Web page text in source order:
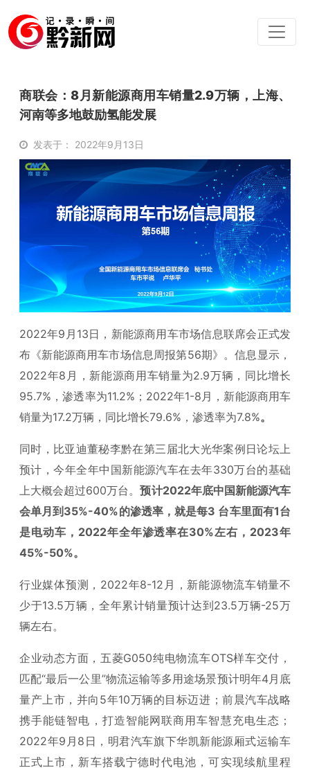
商联会：8月新能源商用车销量2.9万辆，上海、
河南等多地鼓励氢能发展
发表于： 2022年9月13日
2022年9月13日，新能源商用车市场信息联席会正式发
布《新能源商用车市场信息周报第56期》。信息显示，
2022年8月，新能源商用车销量为2.9万辆，同比增长
95.7%，渗透率为11.2%；2022年1-8月，新能源商用车
销量为17.2万辆，同比增长79.6%，渗透率为7.8%。
同时，比亚迪董秘李黔在第三届北大光华案例日论坛上
预计，今年全年中国新能源汽车在去年330万台的基础
上大概会超过600万台。预计2022年底中国新能源汽车
会单月到35%-40%的渗透率，就是每3 台车里面有1台
是电动车，2022年全年渗透率在30%左右，2023年
45%-50%。
行业媒体预测，2022年8-12月，新能源物流车销量不
少于13.5万辆，全年累计销量预计达到23.5万辆-25万
辆左右。
企业动态方面，五菱G050纯电物流车OTS样车交付，
匹配“最后一公里”物流运输等多用途场景预计明年4月底
量产上市，并向5年10万辆的目标迈进；前晨汽车战略
携手能链智电，打造智能网联商用车智慧充电生态；
2022年9月8日，明君汽车旗下华凯新能源厢式运输车
正式上市，新车搭载宁德时代电池，可实现续航里程